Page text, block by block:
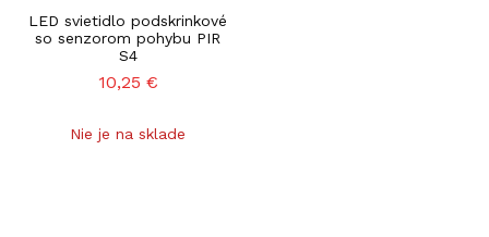
LED svietidlo podskrinkové
so senzorom pohybu PIR
S4
10,25 €
Nie je na sklade